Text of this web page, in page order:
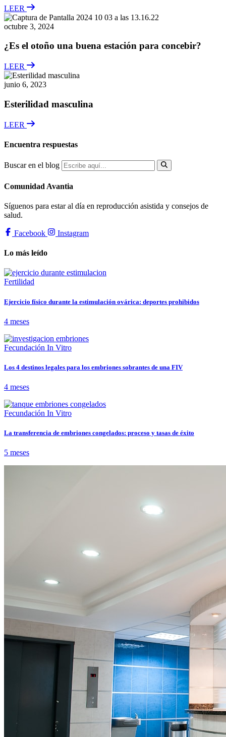
LEER
octubre 3, 2024
¿Es el otoño una buena estación para concebir?
LEER
junio 6, 2023
Esterilidad masculina
LEER
Encuentra respuestas
Buscar en el blog
Comunidad Avantia
Síguenos para estar al día en reproducción asistida y consejos de
salud.
Facebook Instagram
Lo más leído
Fertilidad
Ejercicio físico durante la estimulación ovárica: deportes prohibidos
4 meses
Fecundación In Vitro
Los 4 destinos legales para los embriones sobrantes de una FIV
4 meses
Fecundación In Vitro
La transferencia de embriones congelados: proceso y tasas de éxito
5 meses